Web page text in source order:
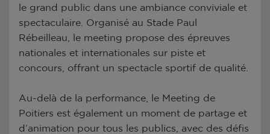
le grand public dans une ambiance conviviale et
spectaculaire. Organisé au Stade Paul
Rébeilleau, le meeting propose des épreuves
nationales et internationales sur piste et
concours, offrant un spectacle sportif de qualité.
Au-delà de la performance, le Meeting de
Poitiers est également un moment de partage et
d’animation pour tous les publics, avec des défis